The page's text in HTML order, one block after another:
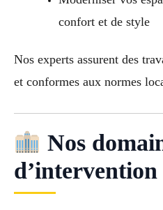
confort et de style
Nos experts assurent des
et conformes aux normes
Nos
d’intervention